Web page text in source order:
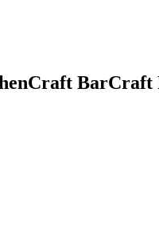
BarCraft